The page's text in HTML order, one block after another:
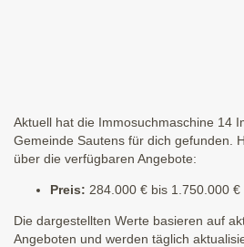
Aktuell hat die Immosuchmaschine 14
Gemeinde Sautens für dich gefunden.
über die verfügbaren Angebote:
Preis: 284.000 € bis 1.750.000 €
Die dargestellten Werte basieren auf
Angeboten und werden täglich